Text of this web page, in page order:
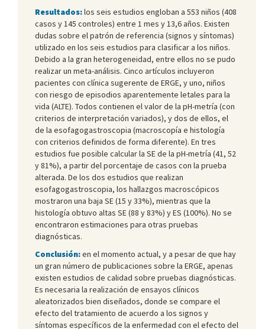
Resultados:los seis estudios engloban a 553 niños (408
casos y 145 controles) entre 1 mes y 13,6 años. Existen
dudas sobre el patrón de referencia (signos y síntomas)
utilizado en los seis estudios para clasificar a los niños.
Debido a la gran heterogeneidad, entre ellos no se pudo
realizar un meta-análisis. Cinco artículos incluyeron
pacientes con clínica sugerente de ERGE, y uno, niños
con riesgo de episodios aparentemente letales para la
vida (ALTE). Todos contienen el valor de la pH-metría (con
criterios de interpretación variados), y dos de ellos, el
de la esofagogastroscopia (macroscopía e histología
con criterios definidos de forma diferente). En tres
estudios fue posible calcular la SE de la pH-metría (41, 52
y 81%), a partir del porcentaje de casos con la prueba
alterada. De los dos estudios que realizan
esofagogastroscopia, los hallazgos macroscópicos
mostraron una baja SE (15 y 33%), mientras que la
histología obtuvo altas SE (88 y 83%) y ES (100%). No se
encontraron estimaciones para otras pruebas
diagnósticas.
Conclusión:en el momento actual, y a pesar de que hay
un gran número de publicaciones sobre la ERGE, apenas
existen estudios de calidad sobre pruebas diagnósticas.
Es necesaria la realización de ensayos clínicos
aleatorizados bien diseñados, donde se compare el
efecto del tratamiento de acuerdo a los signos y
síntomas específicos de la enfermedad con el efecto del